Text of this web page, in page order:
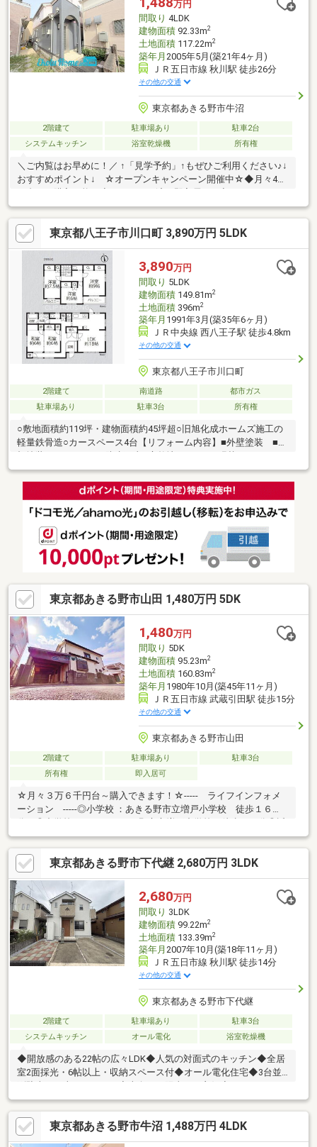
万円
間取り 4LDK
建物面積92.33m2
土地面積117.22m2
築年月 2005年5月(築21年4ヶ月)
ＪＲ五日市線 秋川駅 徒歩26分
その他の交通
東京都あきる野市牛沼
2階建て 駐車場あり
駐車2台
システムキッチン
浴室乾燥機 所有権
＼ご内覧はお早めに！／ ↑「見学予約」↑もぜひご利用ください♪↓
おすすめポイント↓ ☆オープンキャンペーン開催中☆◆月々4万
円台から購入可能！◆リフォーム済で即入居OK♪◆カースペース2
台☆ (車種による)◆和室のある収納豊富な4LDK☆あると便利なロ
フトもあります！◆南側にお庭もある為生活の楽しみが広がりそ
うですね♪◆高速インターが近い為お出かけには便利な立地です
☆◆東京サマーランドも近いです♪◆安心の2年保証付き！＊オー
プンキャンペーン詳細は下記の「プレゼント情報」をご覧くださ
い☆＊いつでもお気軽にお問い合わせください♪
東京都八王子市川口町 3,890万円 5LDK
3,890万円
間取り 5LDK
建物面積149.81m2
土地面積396m2
築年月 1991年3月(築35年6ヶ月)
ＪＲ中央線 西八王子駅 徒歩4.8km
その他の交通
東京都八王子市川口町
2階建て 南道路
都市ガス
駐車場あり
駐車3台 所有権
○敷地面積約119坪・建物面積約45坪超○旧旭化成ホームズ施工の
軽量鉄骨造○カースペース4台【リフォーム内容】■外壁塗装 ■屋
ョンフロア張替え■フロアタイル上張り ■和室(畳・襖・障子) ■
リペア工事■キッチン交換 ■ユニットバス交換 ■洗面化粧台交
換■トイレ交換(1F・2F) ■給湯器交換 ■照明交換■スイッチ交
換 ■ハウスクリーニング etc.～お好きな日時にご内見可能～「宅
いたします！住宅ローン無料相談承ります！お気軽にお問合せく
ださい！
東京都あきる野市山田 1,480万円 5DK
1,480万円
間取り 5DK
建物面積95.23m2
土地面積160.83m2
築年月 1980年10月(築45年11ヶ月)
ＪＲ五日市線 武蔵引田駅 徒歩15分
その他の交通
東京都あきる野市山田
2階建て 駐車場あり
駐車3台
所有権
即入居可
☆月々３万６千円台～購入できます！☆----- ライフインフォメ
ーション -----◎小学校 ：あきる野市立増戸小学校 徒歩１６
分 ◎中学校 ：あきる野市立増戸中学校 徒歩２１分◎近
隣お買物 ：イオンモール日の出 車７分 セブンイレブン 徒歩
３分---------- ライフイメージ ----------■緑豊かで閑静な住宅街の
北西角地！■土地面積４８坪超！■人気の開発分譲地内■生活施設
や教育施設が徒歩圏に整った快適な住環境♪【コスモホームでは専
属の担当者がトータルサポート致します】物件のこと、小さな疑
問等ございましたらお気軽にお問い合わせください♪
東京都あきる野市下代継 2,680万円 3LDK
2,680万円
間取り 3LDK
建物面積99.22m2
土地面積133.39m2
築年月 2007年10月(築18年11ヶ月)
ＪＲ五日市線 秋川駅 徒歩14分
その他の交通
東京都あきる野市下代継
2階建て 駐車場あり
駐車3台
システムキッチン
オール電化 浴室乾燥機
◆開放感のある22帖の広々LDK◆人気の対面式のキッチン◆全居
室2面採光・6帖以上・収納スペース付◆オール電化住宅◆3台並
既存住宅保険（瑕疵担保保険）5年付◆浴室暖房乾燥機・追い焚
き機能付きオートバス◆2025年10月新規内外装リフォーム完了
済・外壁、屋根塗装・バルコニー防水塗装・外壁シーリング工
事・システムキッチン交換・洗面化粧台交換・トイレ交換・下駄
東京都あきる野市牛沼 1,488万円 4LDK